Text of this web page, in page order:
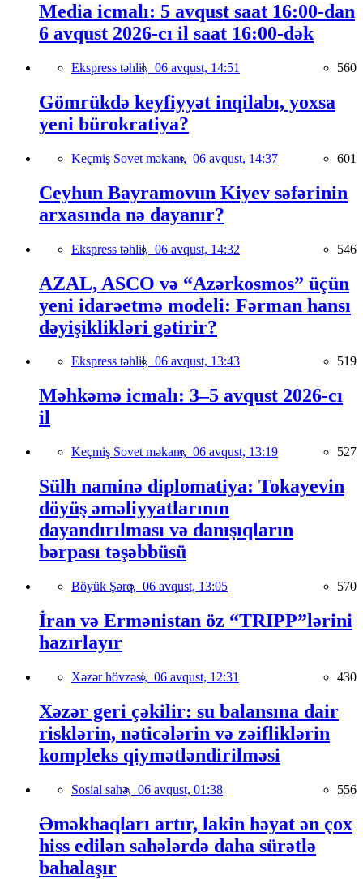
Media icmalı: 5 avqust saat 16:00-dan
6 avqust 2026-cı il saat 16:00-dək
Ekspress təhlil, 06 avqust, 14:51 560
Gömrükdə keyfiyyət inqilabı, yoxsa
yeni bürokratiya?
Keçmiş Sovet məkanı, 06 avqust, 14:37 601
Ceyhun Bayramovun Kiyev səfərinin
arxasında nə dayanır?
Ekspress təhlil, 06 avqust, 14:32 546
AZAL, ASCO və “Azərkosmos” üçün
yeni idarəetmə modeli: Fərman hansı
dəyişiklikləri gətirir?
Ekspress təhlil, 06 avqust, 13:43 519
Məhkəmə icmalı: 3–5 avqust 2026-cı
il
Keçmiş Sovet məkanı, 06 avqust, 13:19 527
Sülh naminə diplomatiya: Tokayevin
döyüş əməliyyatlarının
dayandırılması və danışıqların
bərpası təşəbbüsü
Böyük Şərq, 06 avqust, 13:05 570
İran və Ermənistan öz “TRIPP”lərini
hazırlayır
Xəzər hövzəsi, 06 avqust, 12:31 430
Xəzər geri çəkilir: su balansına dair
risklərin, nəticələrin və zəifliklərin
kompleks qiymətləndirilməsi
Sosial sahə, 06 avqust, 01:38 556
Əməkhaqları artır, lakin həyat ən çox
hiss edilən sahələrdə daha sürətlə
bahalaşır